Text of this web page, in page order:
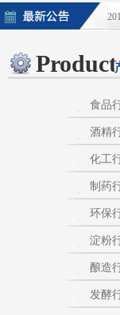
淀
不
热
食品
酒精
化工
制药
环保
淀粉
酿造
发酵